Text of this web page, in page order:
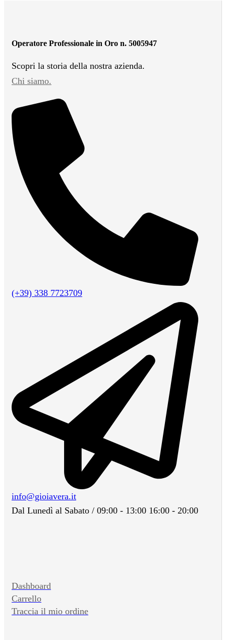
Operatore Professionale in Oro n. 5005947
Scopri la storia della nostra azienda.
Chi siamo.
(+39) 338 7723709
info@gioiavera.it
Dal Lunedì al Sabato / 09:00 - 13:00 16:00 - 20:00
Dashboard
Carrello
Traccia il mio ordine